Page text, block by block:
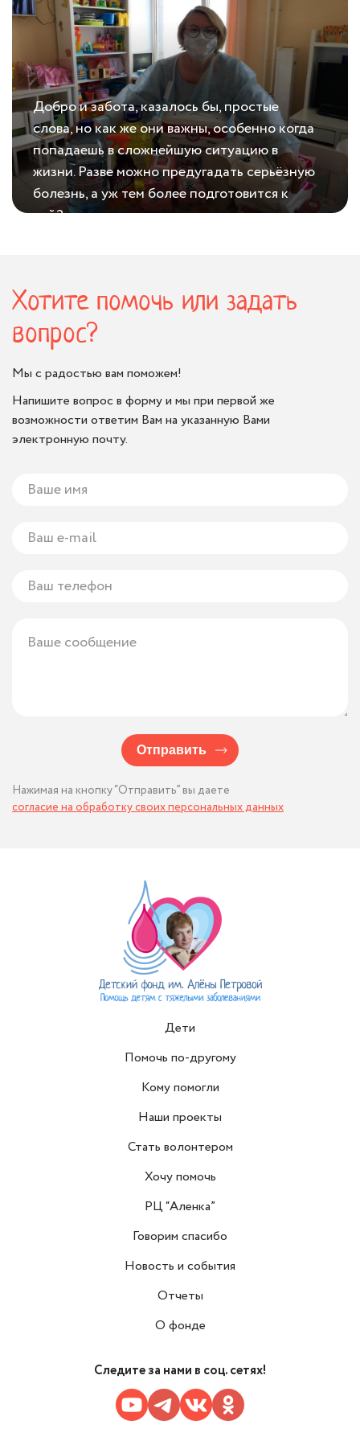
поступили, и мы приобрели деткам
игрушки! Спасибо всем неравнодушным,
что стоят с нами на страже добра!...
Добро и забота, казалось бы, простые
слова, но как же они важны, особенно когда
попадаешь в сложнейшую ситуацию в
жизни. Разве можно предугадать серьёзную
болезнь, а уж тем более подготовится к
ней?...
Хотите помочь или задать
вопрос?
Мы с радостью вам поможем!
Напишите вопрос в форму и мы при первой же
возможности ответим Вам на указанную Вами
электронную почту.
Отправить
Нажимая на кнопку “Отправить” вы даете
согласие на обработку своих персональных данных
Дети
Помочь по-другому
Кому помогли
Наши проекты
Стать волонтером
Хочу помочь
РЦ “Аленка”
Говорим спасибо
Новость и события
Отчеты
О фонде
Следите за нами в соц. сетях!